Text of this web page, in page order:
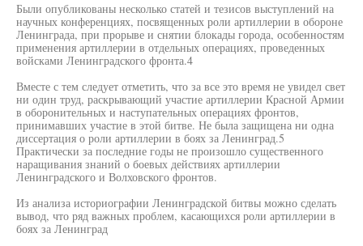
Были опубликованы несколько статей и тезисов выступлений на
научных конференциях, посвященных роли артиллерии в обороне
Ленинграда, при прорыве и снятии блокады города, особенностям
применения артиллерии в отдельных операциях, проведенных
войсками Ленинградского фронта.4
Вместе с тем следует отметить, что за все это время не увидел свет
ни один труд, раскрывающий участие артиллерии Красной Армии
в оборонительных и наступательных операциях фронтов,
принимавших участие в этой битве. Не была защищена ни одна
диссертация о роли артиллерии в боях за Ленинград.5
Практически за последние годы не произошло существенного
наращивания знаний о боевых действиях артиллерии
Ленинградского и Волховского фронтов.
Из анализа историографии Ленинградской битвы можно сделать
вывод, что ряд важных проблем, касающихся роли артиллерии в
боях за Ленинград